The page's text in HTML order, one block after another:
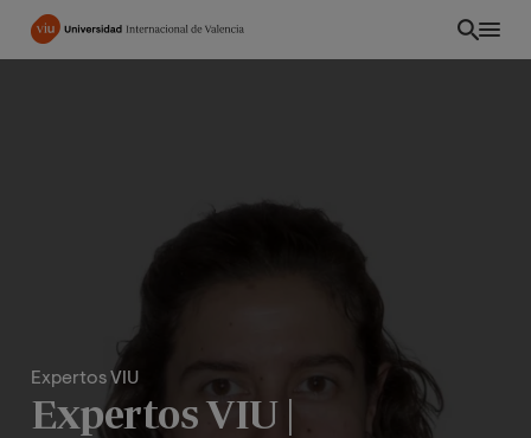
Pasar
Expertos VIU
Expertos VIU |